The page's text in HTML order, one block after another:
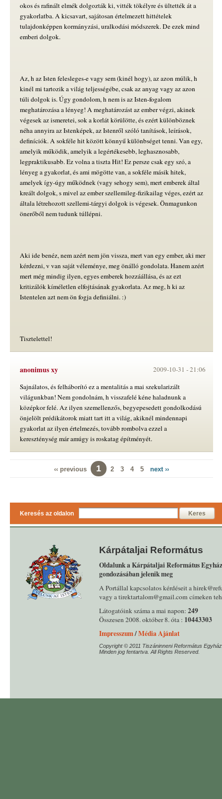
okos és rafinált elmék dolgozták ki, vitték tökélyre és ültették át a
gyakorlatba. A kicsavart, sajátosan értelmezett hittételek
tulajdonképpen kormányzási, uralkodási módszerek. De ezek mind
emberi dolgok.
Az, h az Isten felesleges-e vagy sem (kinél hogy), az azon múlik, h
kinél mi tartozik a világ teljességébe, csak az anyag vagy az azon
túli dolgok is. Úgy gondolom, h nem is az Isten-fogalom
meghatározása a lényeg! A meghatározást az ember végzi, akinek
végesek az ismeretei, sok a korlát körülötte, és ezért különböznek
néha annyira az Istenképek, az Istenről szóló tanítások, leírások,
definíciók. A sokféle hit között könnyű különbséget tenni. Van egy,
amelyik működik, amelyik a legértékesebb, leghasznosabb,
legpraktikusabb. Ez volna a tiszta Hit! Ez persze csak egy szó, a
lényeg a gyakorlat, és ami mögötte van, a sokféle másik hitek,
amelyek így-úgy működnek (vagy sehogy sem), mert emberek által
kreált dolgok, s mivel az ember szellemileg-fizikailag véges, ezért az
általa létrehozott szellemi-tárgyi dolgok is végesek. Önmagunkon
önerőből nem tudunk túllépni.
Aki ide benéz, nem azért nem jön vissza, mert van egy ember, aki mer
kérdezni, v van saját véleménye, meg önálló gondolata. Hanem azért
mert még mindig ilyen, egyes emberek hozzáállása, és az ezt
kritizálók kíméletlen elfojtásának gyakorlata. Az meg, h ki az
Istentelen azt nem ön fogja definiálni. :)
Tisztelettel!
anonimus xy 2009-10-31 -21:06
Sajnálatos, és felháborító ez a mentalitás a mai szekularizált
világunkban! Nem gondolnám, h visszafelé kéne haladnunk a
középkor felé. Az ilyen szemellenzős, begyepesedett gondolkodású
önjelölt prédikátorok miatt tart itt a világ, akiknél mindennapi
gyakorlat az ilyen értelmezés, tovább rombolva ezzel a
kereszténység már amúgy is roskatag építményét.
‹‹ previous 1 2 3 4 5 next ››
Keresés az oldalon Keres
Kárpátaljai Református
Oldalunk a Kárpátaljai Református
gondozásában jelenik meg
A Portállal kapcsolatos kérdéseit a
vagy a tirektartalom@gmail.com címeken
Látogatóink száma a mai napon: 249
Összesen 2008. október 8. óta : 10443303
Impresszum/Média Ajánlat
Copyright © 2011 Tiszáninneni Református
Minden jog fentartva. All Rights Reserved.